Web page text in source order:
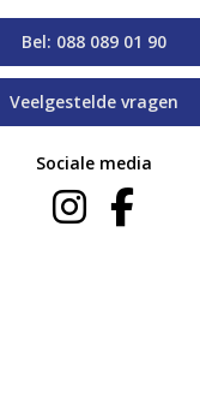
Bel: 088 089 01 90
Veelgestelde vragen
Sociale media